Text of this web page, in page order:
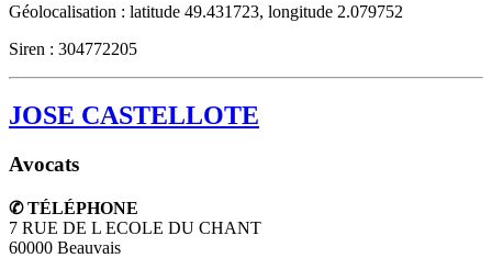
Géolocalisation : latitude 49.431723, longitude 2.079752
Siren : 304772205
JOSE CASTELLOTE
Avocats
✆ TÉLÉPHONE
7 RUE DE L ECOLE DU CHANT
60000 Beauvais